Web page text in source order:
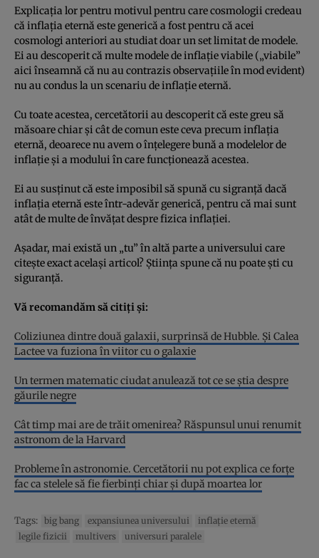
Explicația lor pentru motivul pentru care cosmologii credeau
că inflația eternă este generică a fost pentru că acei
cosmologi anteriori au studiat doar un set limitat de modele.
Ei au descoperit că multe modele de inflație viabile („viabile”
aici înseamnă că nu au contrazis observațiile în mod evident)
nu au condus la un scenariu de inflație eternă.
Cu toate acestea, cercetătorii au descoperit că este greu să
măsoare chiar și cât de comun este ceva precum inflația
eternă, deoarece nu avem o înțelegere bună a modelelor de
inflație și a modului în care funcționează acestea.
Ei au susținut că este imposibil să spună cu sigranță dacă
inflația eternă este într-adevăr generică, pentru că mai sunt
atât de multe de învățat despre fizica inflației.
Așadar, mai există un „tu” în altă parte a universului care
citește exact același articol? Știința spune că nu poate ști cu
siguranță.
Vă recomandăm să citiți și:
Coliziunea dintre două galaxii, surprinsă de Hubble. Și Calea
Lactee va fuziona în viitor cu o galaxie
Un termen matematic ciudat anulează tot ce se știa despre
găurile negre
Cât timp mai are de trăit omenirea? Răspunsul unui renumit
astronom de la Harvard
Probleme în astronomie. Cercetătorii nu pot explica ce forțe
fac ca stelele să fie fierbinți chiar și după moartea lor
Tags: big bang expansiunea universului
inflație eternă
legile fizicii
multivers universuri paralele